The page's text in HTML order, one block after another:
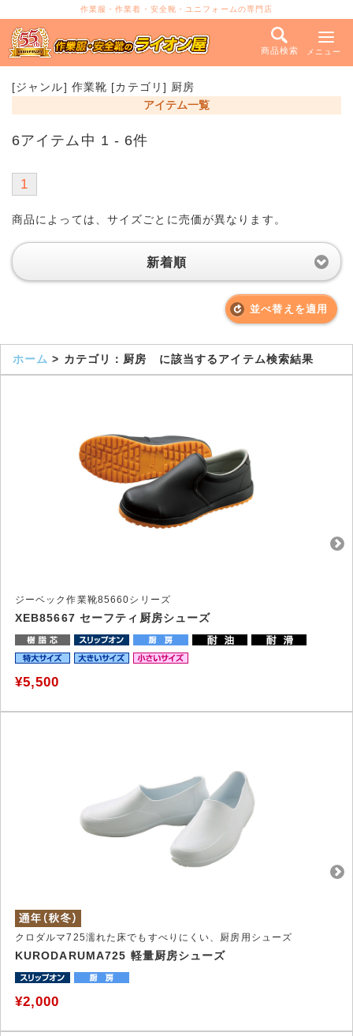
作業服・作業着・安全靴・ユニフォームの専門店
商品検索 メニュー
[ジャンル] 作業靴 [カテゴリ] 厨房
アイテム一覧
6アイテム中 1 - 6件
1
商品によっては、サイズごとに売価が異なります。
新着順
並べ替えを適用
ホーム > カテゴリ：厨房 に該当するアイテム検索結果
ジーベック作業靴85660シリーズ
XEB85667 セーフティ厨房シューズ
¥5,500
クロダルマ725濡れた床でもすべりにくい、厨房用シューズ
KURODARUMA725 軽量厨房シューズ
¥2,000